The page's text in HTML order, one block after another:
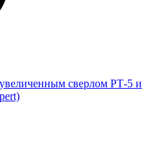
сверлом РТ-5 и